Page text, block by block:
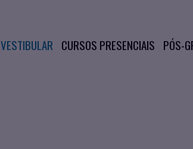
VESTIBULAR CURSOS PRESENCIAIS PÓS-